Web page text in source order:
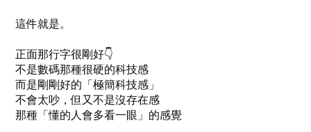
這件就是。
正面那行字很剛好👇
不是數碼那種很硬的科技感
而是剛剛好的「極簡科技感」
不會太吵，但又不是沒存在感
那種「懂的人會多看一眼」的感覺